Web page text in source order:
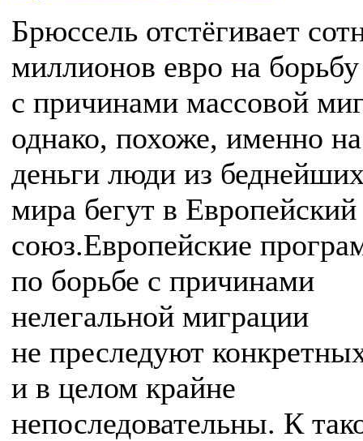
Брюссель отстёгивает
миллионов евро на борьбу
с причинами массовой
однако, похоже, именно
деньги люди из
мира бегут в Европейский
союз.Европейские
по борьбе с причинами
нелегальной миграции
не преследуют
и в целом крайне
непоследовательны. К